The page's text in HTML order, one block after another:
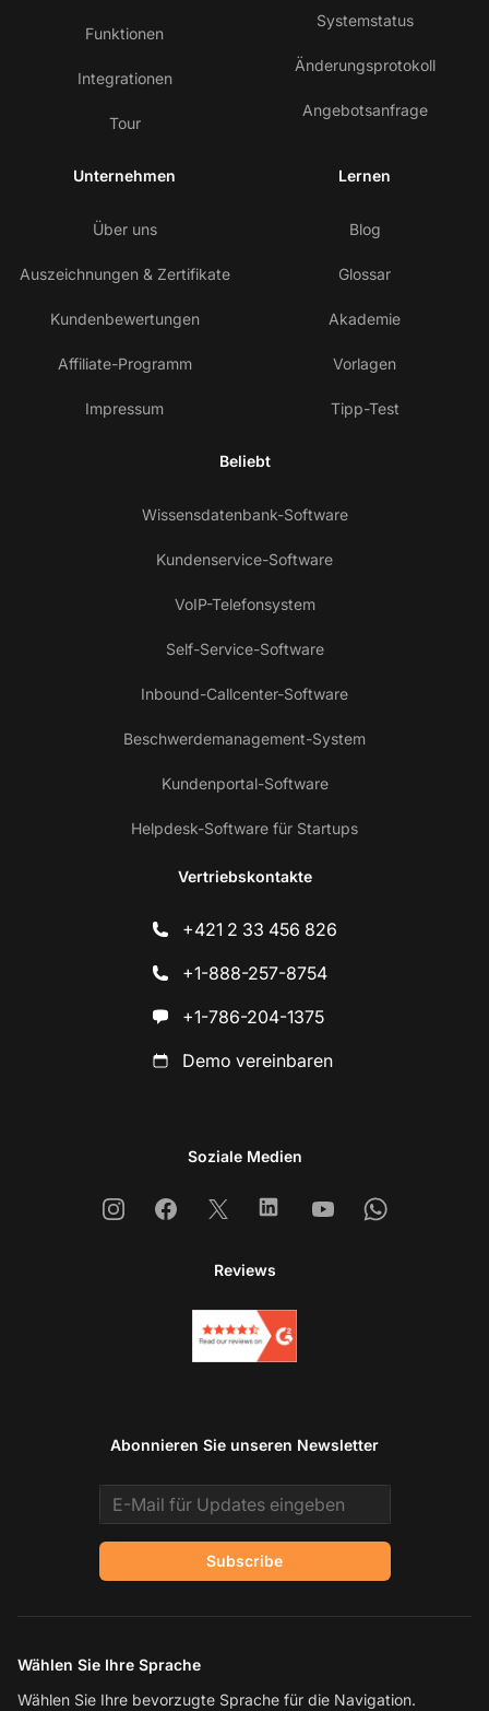
Funktionen
Integrationen
Tour
Systemstatus
Änderungsprotokoll
Angebotsanfrage
Unternehmen
Über uns
Auszeichnungen & Zertifikate
Kundenbewertungen
Affiliate-Programm
Impressum
Lernen
Blog
Glossar
Akademie
Vorlagen
Tipp-Test
Beliebt
Wissensdatenbank-Software
Kundenservice-Software
VoIP-Telefonsystem
Self-Service-Software
Inbound-Callcenter-Software
Beschwerdemanagement-System
Kundenportal-Software
Helpdesk-Software für Startups
Vertriebskontakte
+421 2 33 456 826
+1-888-257-8754
+1-786-204-1375
Demo vereinbaren
Soziale Medien
InstagramFacebook
X LinkedinYoutubeWhatsapp
Reviews
Abonnieren Sie unseren Newsletter
Email address
Subscribe
Wählen Sie Ihre Sprache
Wählen Sie Ihre bevorzugte Sprache für die Navigation.